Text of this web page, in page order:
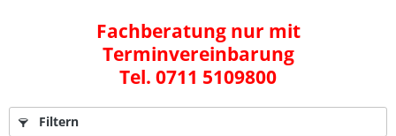
Fachberatung nur mit
Terminvereinbarung
Tel. 0711 5109800
Filtern